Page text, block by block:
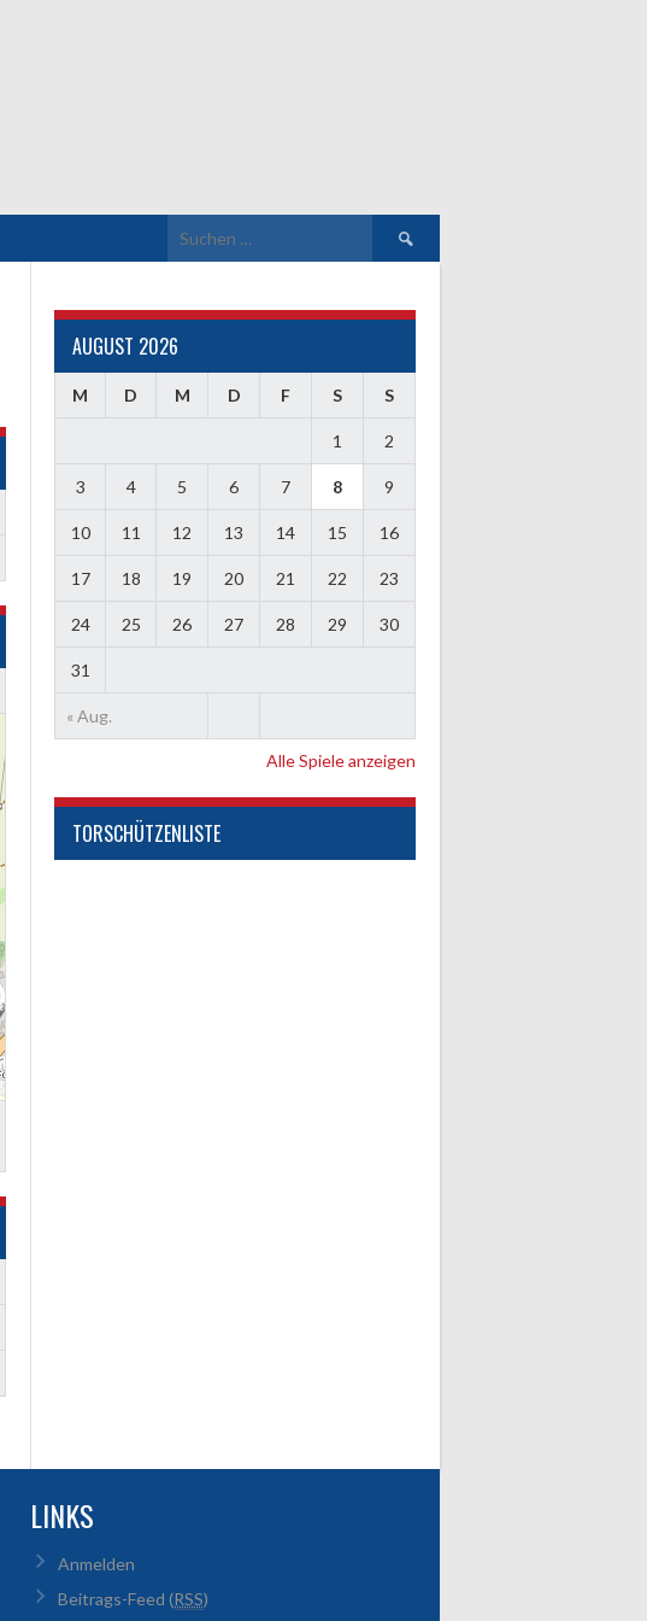
Suchen
nach:
AUGUST 2026
M D M D F S S
« Aug.
1 2
3 4 5 6 7 8 9
10 11 12 13 14 15 16
17 18 19 20 21 22 23
24 25 26 27 28 29 30
31
Alle Spiele anzeigen
TORSCHÜTZENLISTE
LINKS
Anmelden
Beitrags-Feed (RSS)